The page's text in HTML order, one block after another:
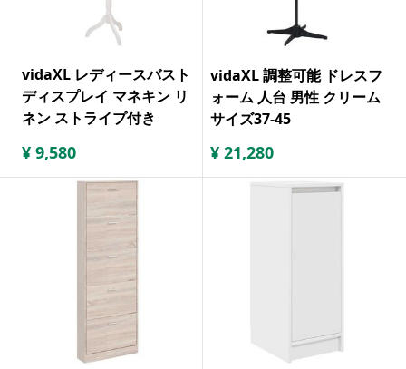
vidaXL レディースバスト
ディスプレイ マネキン リ
ネン ストライプ付き
¥ 9,580
vidaXL 調整可能 ドレスフ
ォーム 人台 男性 クリーム
サイズ37-45
¥ 21,280